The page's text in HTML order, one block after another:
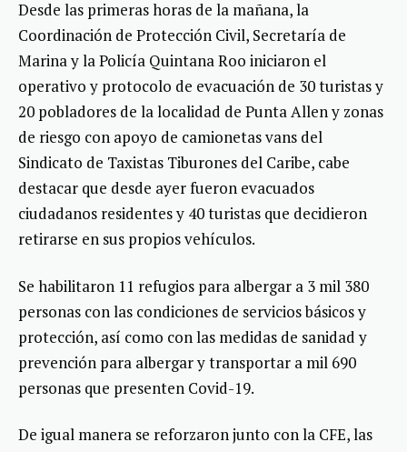
Desde las primeras horas de la mañana, la
Coordinación de Protección Civil, Secretaría de
Marina y la Policía Quintana Roo iniciaron el
operativo y protocolo de evacuación de 30 turistas y
20 pobladores de la localidad de Punta Allen y zonas
de riesgo con apoyo de camionetas vans del
Sindicato de Taxistas Tiburones del Caribe, cabe
destacar que desde ayer fueron evacuados
ciudadanos residentes y 40 turistas que decidieron
retirarse en sus propios vehículos.
Se habilitaron 11 refugios para albergar a 3 mil 380
personas con las condiciones de servicios básicos y
protección, así como con las medidas de sanidad y
prevención para albergar y transportar a mil 690
personas que presenten Covid-19.
De igual manera se reforzaron junto con la CFE, las